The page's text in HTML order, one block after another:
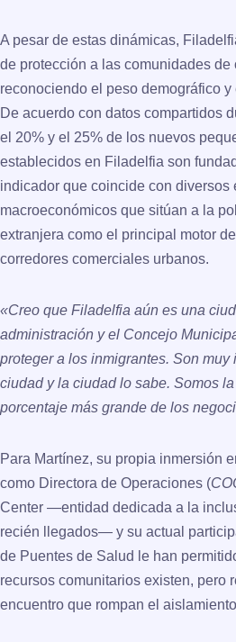
A pesar de estas dinámicas,
de protección a las comunidades de
reconociendo el peso demográfico
De acuerdo con datos compartidos
el 20% y el 25% de los nuevos
establecidos en Filadelfia son
indicador que coincide con diversos
macroeconómicos que sitúan a la
extranjera como el principal motor
corredores comerciales urbanos.
«Creo que Filadelfia aún es una
administración y el Concejo
proteger a los inmigrantes. Son muy
ciudad y la ciudad lo sabe. Somos
porcentaje más grande de los
Para Martínez, su propia inmersión
como Directora de Operaciones (
Center —entidad dedicada a la
recién llegados— y su actual
de Puentes de Salud le han
recursos comunitarios existen, pero
encuentro que rompan el